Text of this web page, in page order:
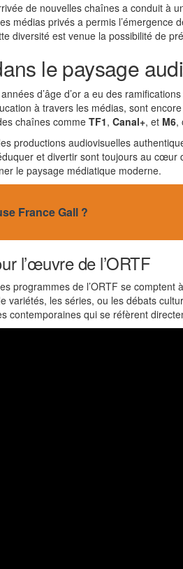
de nouvelles chaînes a conduit à
médias privés a permis
diversité est venue la possibilité de
le paysage
d’âge d’or a eu des
à travers les médias, sont
chaînes comme TF1, Canal+, et M6,
productions audiovisuelles
et divertir sont toujours au
le paysage médiatique moderne.
France Gall ?
l’œuvre de l’ORTF
programmes de l’ORTF se
variétés, les séries, ou les débats
contemporaines qui se réfèrent